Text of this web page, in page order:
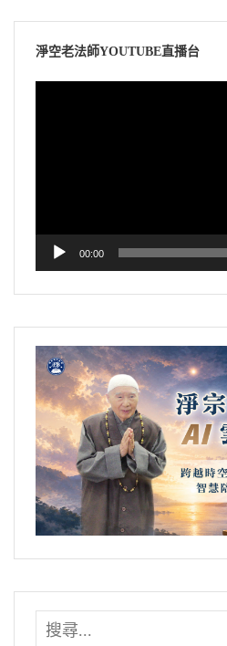
淨空老法師YOUTUBE直播台
00:00